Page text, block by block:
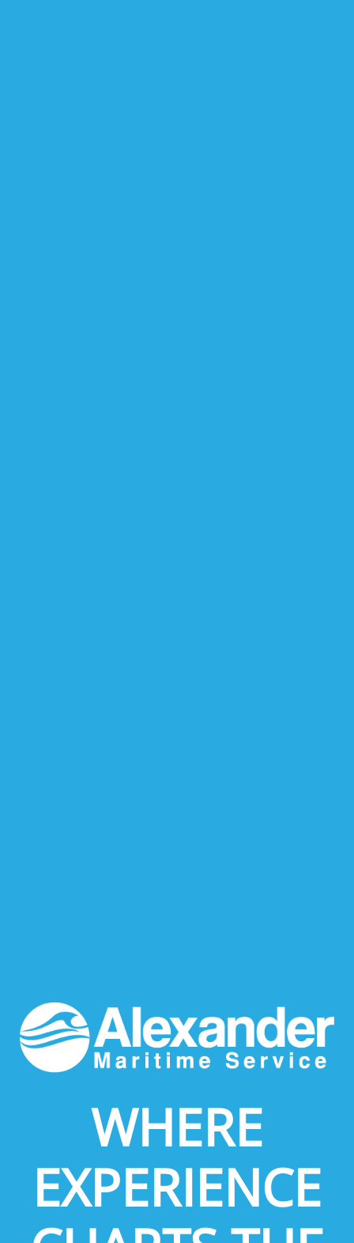
WHERE
EXPERIENCE